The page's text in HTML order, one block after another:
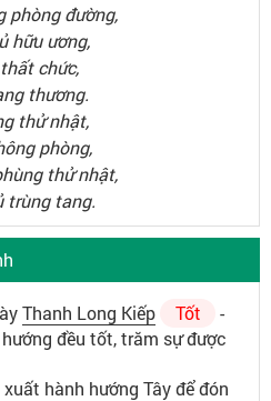
phòng đường,
hữu ương,
chức,
thương.
thử nhật,
phòng,
thử nhật,
trùng tang.
Thanh Long Kiếp Tốt
-
đều tốt, trăm sự được
xuất hành hướng Tây để đón